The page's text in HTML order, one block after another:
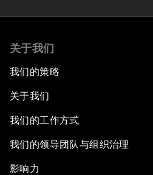
关于我们
我们的策略
关于我们
我们的工作方式
我们的领导团队与组织治理
影响力